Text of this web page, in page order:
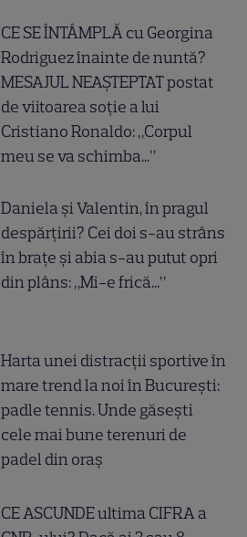
CE SE ÎNTÂMPLĂ cu Georgina
Rodriguez înainte de nuntă?
MESAJUL NEAȘTEPTAT postat
de viitoarea soție a lui
Cristiano Ronaldo: „Corpul
meu se va schimba...”
Daniela și Valentin, în pragul
despărțirii? Cei doi s-au strâns
în brațe și abia s-au putut opri
din plâns: „Mi-e frică...”
Harta unei distracții sportive în
mare trend la noi în București:
padle tennis. Unde găsești
cele mai bune terenuri de
padel din oraș
CE ASCUNDE ultima CIFRA a